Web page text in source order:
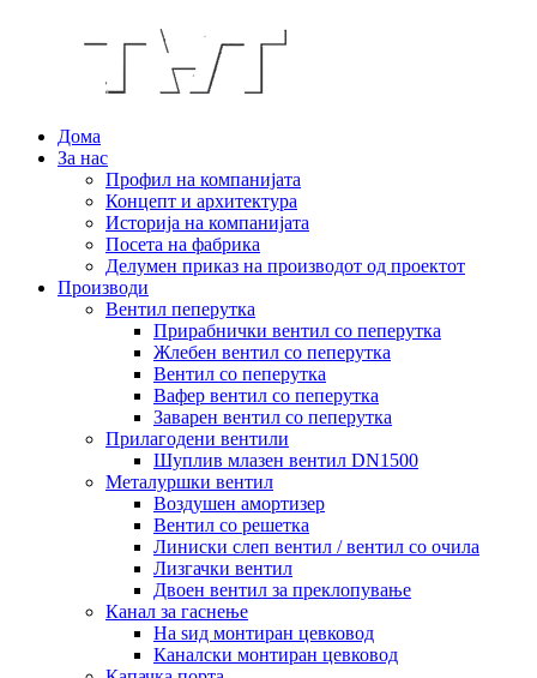
Дома
За нас
Профил на компанијата
Концепт и архитектура
Историја на компанијата
Посета на фабрика
Делумен приказ на производот од проектот
Производи
Вентил пеперутка
Прирабнички вентил со пеперутка
Жлебен вентил со пеперутка
Вентил со пеперутка
Вафер вентил со пеперутка
Заварен вентил со пеперутка
Прилагодени вентили
Шуплив млазен вентил DN1500
Металуршки вентил
Воздушен амортизер
Вентил со решетка
Линиски слеп вентил / вентил со очила
Лизгачки вентил
Двоен вентил за преклопување
Канал за гаснење
На ѕид монтиран цевковод
Каналски монтиран цевковод